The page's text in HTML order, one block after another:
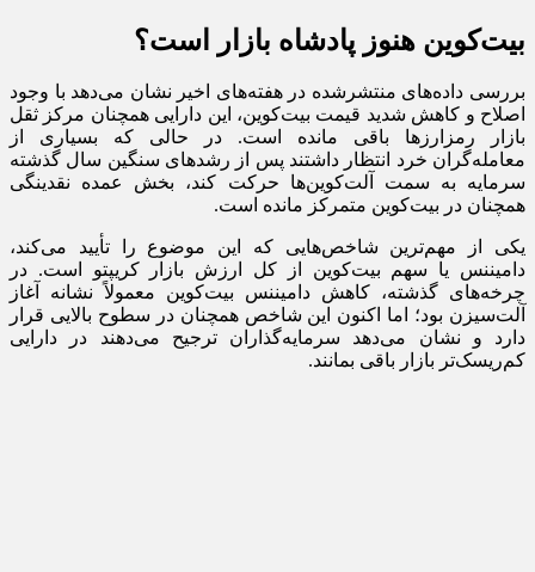
بیت‌کوین هنوز پادشاه بازار است؟
بررسی داده‌های منتشرشده در هفته‌های اخیر نشان می‌دهد با وجود
اصلاح و کاهش شدید قیمت بیت‌کوین، این دارایی همچنان مرکز ثقل
بازار رمزارزها باقی مانده است. در حالی که بسیاری از
معامله‌گران خرد انتظار داشتند پس از رشدهای سنگین سال گذشته
سرمایه به سمت آلت‌کوین‌ها حرکت کند، بخش عمده نقدینگی
همچنان در بیت‌کوین متمرکز مانده است.
یکی از مهم‌ترین شاخص‌هایی که این موضوع را تأیید می‌کند،
دامیننس یا سهم بیت‌کوین از کل ارزش بازار کریپتو است. در
چرخه‌های گذشته، کاهش دامیننس بیت‌کوین معمولاً نشانه آغاز
آلت‌سیزن بود؛ اما اکنون این شاخص همچنان در سطوح بالایی قرار
دارد و نشان می‌دهد سرمایه‌گذاران ترجیح می‌دهند در دارایی
کم‌ریسک‌تر بازار باقی بمانند.